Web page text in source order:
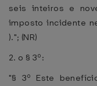
seis inteiros e
imposto incidente
)."; (NR)
2. o § 3º:
"§ 3º Este